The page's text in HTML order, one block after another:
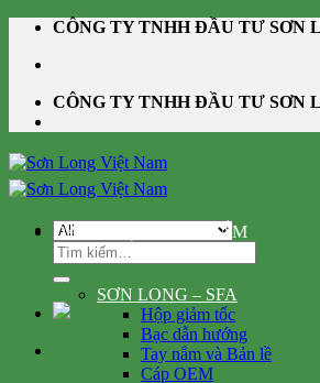
Skip
content
CÔNG TY TNHH ĐẦU TƯ SƠN
CÔNG TY TNHH ĐẦU TƯ SƠN
Tìm
kiếm:
DANH MỤC SẢN PHẨM
SƠN LONG – SFA
Hộp giảm tốc
Bạc dẫn hướng
Tay nắm và Bản lề
Cáp OEM